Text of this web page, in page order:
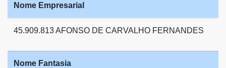
Nome Empresarial
45.909.813 AFONSO DE CARVALHO FERNANDES
Nome Fantasia